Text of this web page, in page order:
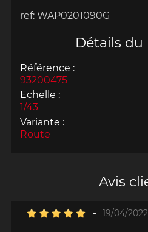
ref: WAP0201090G
Détails
Référence :
93200475
Echelle :
1/43
Variante :
Route
Avis
- 19/04/2022